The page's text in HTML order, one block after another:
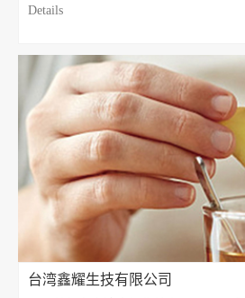
Details
台湾鑫耀生技有限公司